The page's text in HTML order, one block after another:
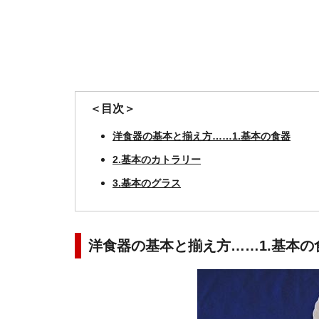
＜目次＞
洋食器の基本と揃え方……1.基本の食器
2.基本のカトラリー
3.基本のグラス
洋食器の基本と揃え方……1.基本の